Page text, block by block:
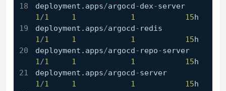
deployment.apps/argocd-dex-
1/1 1 1 15h
deployment.apps/argocd-
1/1 1 1 15h
deployment.apps/argocd- repo-
1/1 1 1 15h
deployment.apps/argocd-
1/1 1 1 15h